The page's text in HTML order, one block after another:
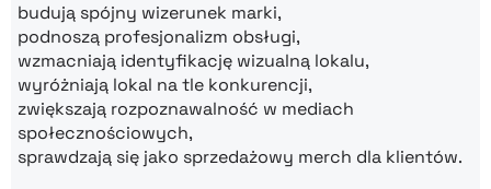
budują spójny wizerunek marki,
podnoszą profesjonalizm obsługi,
wzmacniają identyfikację wizualną lokalu,
wyróżniają lokal na tle konkurencji,
zwiększają rozpoznawalność w mediach
społecznościowych,
sprawdzają się jako sprzedażowy merch dla klientów.